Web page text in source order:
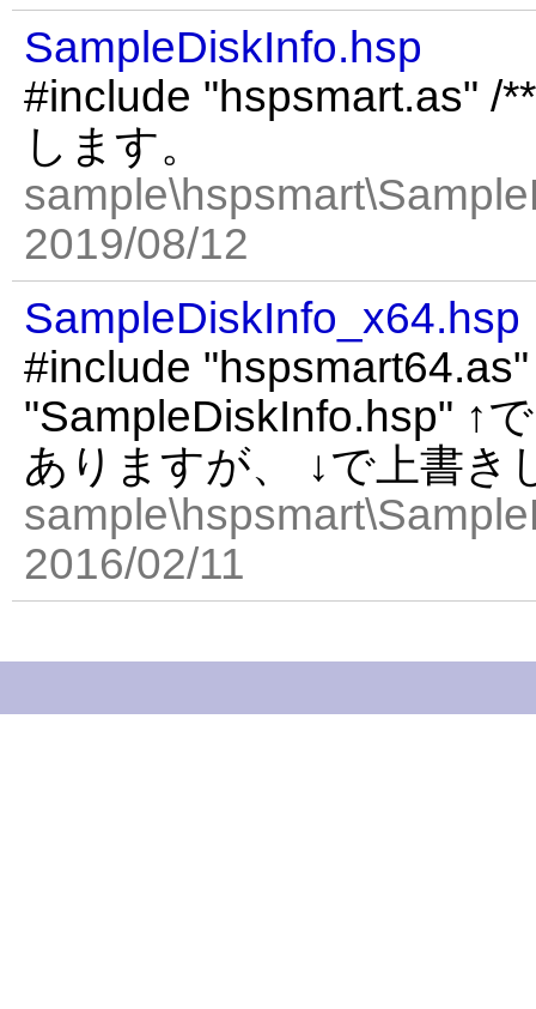
SampleDiskInfo.hsp
#include "hspsmart.as" /
します。
2019/08/12
SampleDiskInfo_x64.hsp
#include
"SampleDiskInfo.hsp" ↑
ありますが、 ↓で上書き
2016/02/11